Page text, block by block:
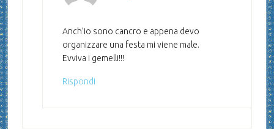
Anch’io sono cancro e appena devo
organizzare una festa mi viene male.
Evviva i gemelli!!!
Rispondi